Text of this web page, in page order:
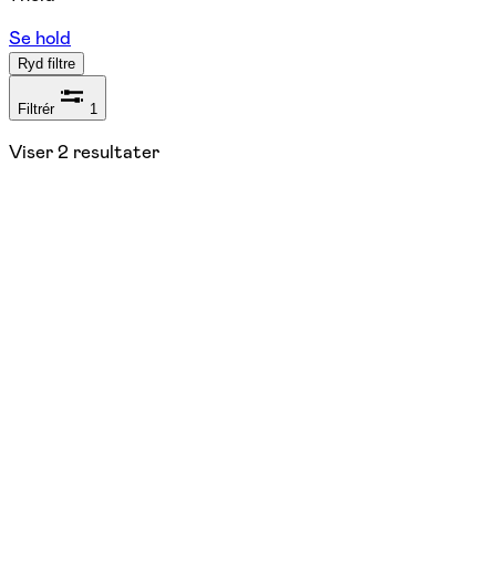
Se hold
Ryd filtre
Filtrér 1
Viser2 resultater